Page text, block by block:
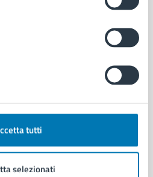
tutti
selezionati